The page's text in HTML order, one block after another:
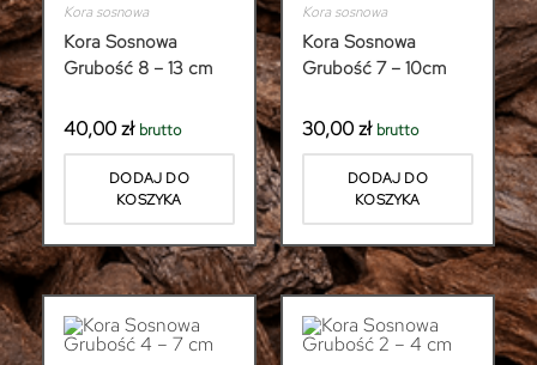
Kora sosnowa
Kora Sosnowa
Grubość 8 – 13 cm
40,00zł brutto
DODAJ DO
KOSZYKA
Kora sosnowa
Kora Sosnowa
Grubość 7 – 10cm
30,00zł brutto
DODAJ DO
KOSZYKA